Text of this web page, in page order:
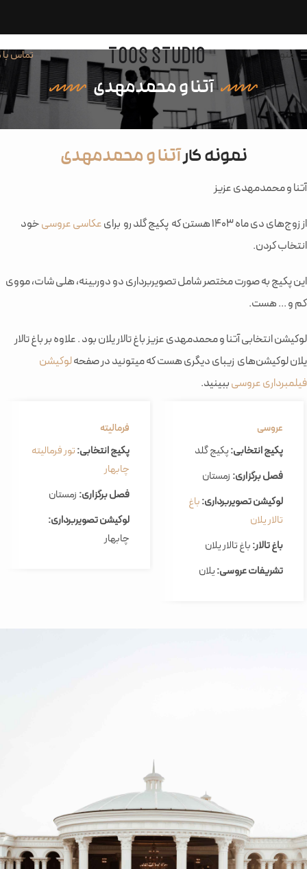
منو تماس با
آتنا و محمدمهدی
نمونه کارآتنا و محمدمهدی
آتنا و محمدمهدی عزیز
از زوج‌های دی ماه ۱۴۰3 هستن که پکیج گلد رو برای عکاسی عروسیخود
انتخاب کردن.
این پکیج به صورت مختصر شامل تصویربرداری دو دوربینه، هلی شات، مووی
کم و ... هست.
لوکیشن انتخابی آتنا و محمدمهدی عزیز باغ تالار یلان بود . علاوه بر باغ تالار
یلان لوکیشن‌های زیبای دیگری هست که میتونید در صفحهلوکیشن
فیلمبرداری عروسیببینید.
عروسی
پکیج انتخابی:پکیج گلد
فصل برگزاری: زمستان
لوکیشن تصویربرداری:باغ
تالار یلان
باغ تالار:باغ تالار یلان
تشریفات عروسی:یلان
فرمالیته
پکیج انتخابی:تور فرمالیته
چابهار
فصل برگزاری: زمستان
لوکیشن تصویربرداری:
چابهار